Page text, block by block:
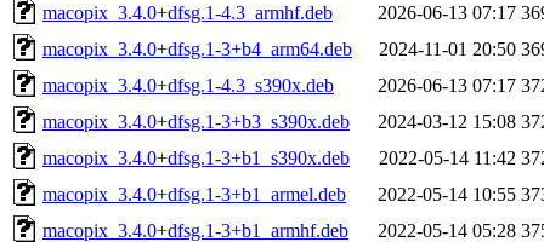
macopix_3.4.0+dfsg.1-4.3_armhf.deb
2026-06-13 07:17
macopix_3.4.0+dfsg.1-3+b4_arm64.deb
2024-11-01 20:50
macopix_3.4.0+dfsg.1-4.3_s390x.deb
2026-06-13 07:17
macopix_3.4.0+dfsg.1-3+b3_s390x.deb
2024-03-12 15:08
macopix_3.4.0+dfsg.1-3+b1_s390x.deb
2022-05-14 11:42
macopix_3.4.0+dfsg.1-3+b1_armel.deb
2022-05-14 10:55
macopix_3.4.0+dfsg.1-3+b1_armhf.deb
2022-05-14 05:28